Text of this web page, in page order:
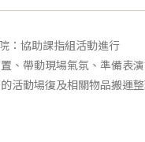
：協助課指組活動進行
、帶動現場氣氛、準備表
活動場復及相關物品搬運整